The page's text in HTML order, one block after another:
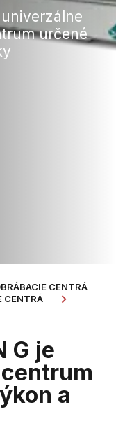
univerzálne
určené
CENTRÁ
CENTRÁ
G je
a